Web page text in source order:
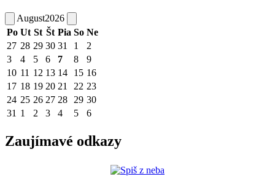
August2026
Po Ut St Št Pia So Ne
27 28 29 30 31 1
2
3
4 5 6 7 8
9
10 11 12 13 14 15 16
17 18 19 20 21 22 23
24 25 26 27 28 29 30
31 1 2 3 4 5 6
Zaujímavé odkazy